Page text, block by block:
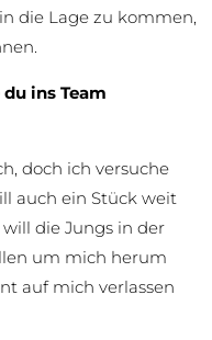
die Lage zu kommen,
ins Team
doch ich versuche
auch ein Stück weit
die Jungs in der
um mich herum
auf mich verlassen